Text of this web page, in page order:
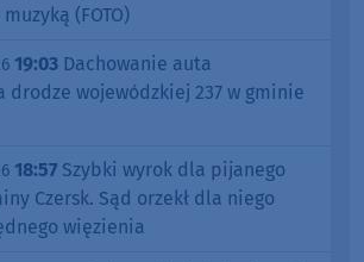
(FOTO)
19:03 Dachowanie auta
drodze wojewódzkiej 237 w gminie
18:57 Szybki wyrok dla pijanego
Czersk. Sąd orzekł dla niego
więzienia